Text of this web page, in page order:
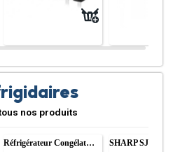
nos produits
Réfrigérateur Congélat…
SHARP SJ-14T